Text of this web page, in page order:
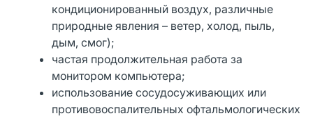
кондиционированный воздух, различные
природные явления – ветер, холод, пыль,
дым, смог);
частая продолжительная работа за
монитором компьютера;
использование сосудосуживающих или
противовоспалительных офтальмологических